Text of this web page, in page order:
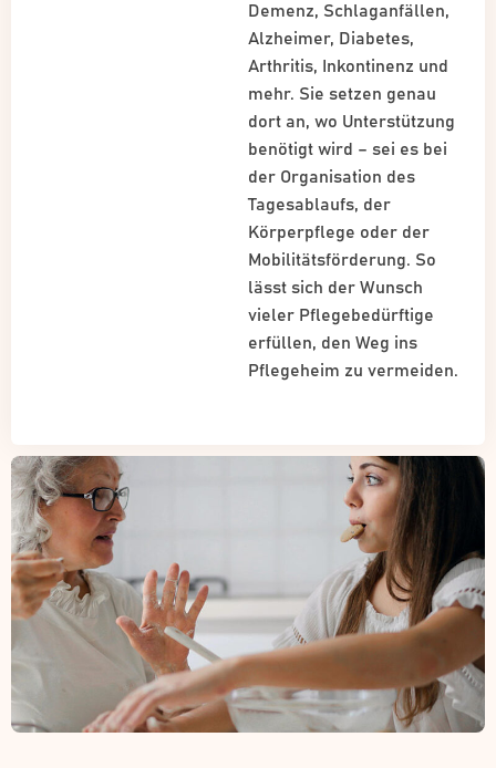
Demenz, Schlaganfällen,
Alzheimer, Diabetes,
Arthritis, Inkontinenz und
mehr. Sie setzen genau
dort an, wo Unterstützung
benötigt wird – sei es bei
der Organisation des
Tagesablaufs, der
Körperpflege oder der
Mobilitätsförderung. So
lässt sich der Wunsch
vieler Pflegebedürftige
erfüllen, den Weg ins
Pflegeheim zu vermeiden.